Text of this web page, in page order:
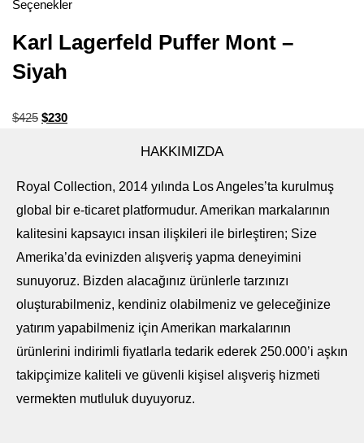
Seçenekler
Karl Lagerfeld Puffer Mont –
Siyah
$425 $230
HAKKIMIZDA
Royal Collection, 2014 yılında Los Angeles’ta kurulmuş
global bir e-ticaret platformudur. Amerikan markalarının
kalitesini kapsayıcı insan ilişkileri ile birleştiren; Size
Amerika’da evinizden alışveriş yapma deneyimini
sunuyoruz. Bizden alacağınız ürünlerle tarzınızı
oluşturabilmeniz, kendiniz olabilmeniz ve geleceğinize
yatırım yapabilmeniz için Amerikan markalarının
ürünlerini indirimli fiyatlarla tedarik ederek 250.000’i aşkın
takipçimize kaliteli ve güvenli kişisel alışveriş hizmeti
vermekten mutluluk duyuyoruz.